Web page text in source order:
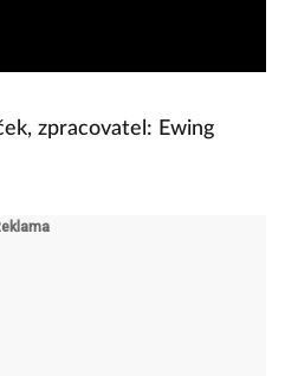
zpracovatel: Ewing